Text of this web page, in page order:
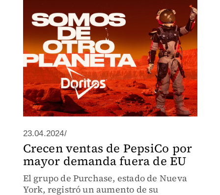
23.04.2024/
Crecen ventas de PepsiCo por
mayor demanda fuera de EU
El grupo de Purchase, estado de Nueva
York, registró un aumento de su